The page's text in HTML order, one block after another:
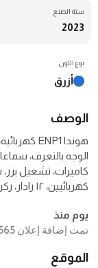
سنة الصنع
2023
نوع اللون
أزرق
الوصف
كاميرات، تشغيل
كهربائيين، ١٢ رادار، ركن تلقائي، جنوط ألمنيوم ١٨ بوصة
يوم منذ
تمت إضافة إعلان 4565
الموقع